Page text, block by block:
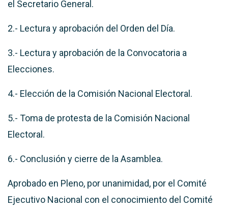
el Secretario General.
2.- Lectura y aprobación del Orden del Día.
3.- Lectura y aprobación de la Convocatoria a
Elecciones.
4.- Elección de la Comisión Nacional Electoral.
5.- Toma de protesta de la Comisión Nacional
Electoral.
6.- Conclusión y cierre de la Asamblea.
Aprobado en Pleno, por unanimidad, por el Comité
Ejecutivo Nacional con el conocimiento del Comité